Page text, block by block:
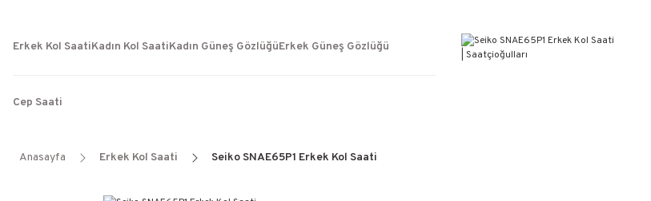
WEB SİTESİNE ÖZEL FİYATLAR
KAÇIRILMAYACAK FIRSATLAR
Erkek Kol SaatiKadın Kol SaatiKadın Güneş GözlüğüErkek Güneş Gözlüğü
Cep Saati
Anasayfa Erkek Kol Saati Seiko SNAE65P1 Erkek Kol Saati